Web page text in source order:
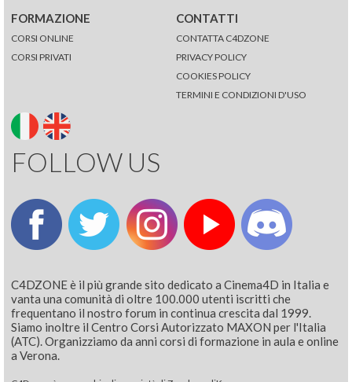
FORMAZIONE
CORSI ONLINE
CORSI PRIVATI
CONTATTI
CONTATTA C4DZONE
PRIVACY POLICY
COOKIES POLICY
TERMINI E CONDIZIONI D'USO
FOLLOW US
C4DZONE è il più grande sito dedicato a Cinema4D in Italia e
vanta una comunità di oltre 100.000 utenti iscritti che
frequentano il nostro forum in continua crescita dal 1999.
Siamo inoltre il Centro Corsi Autorizzato MAXON per l'Italia
(ATC). Organizziamo da anni corsi di formazione in aula e online
a Verona.